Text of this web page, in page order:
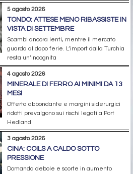
5 agosto 2026
TONDO: ATTESE MENO RIBASSISTE IN
VISTA DI SETTEMBRE
Scambi ancora lenti, mentre il mercato
guarda al dopo ferie. L’import dalla Turchia
resta un’incognita
4 agosto 2026
MINERALE DI FERRO AI MINIMI DA 13
MESI
Offerta abbondante e margini siderurgici
ridotti prevalgono sui rischi legati a Port
Hedland
3 agosto 2026
CINA: COILS A CALDO SOTTO
PRESSIONE
Domanda debole e scorte in aumento